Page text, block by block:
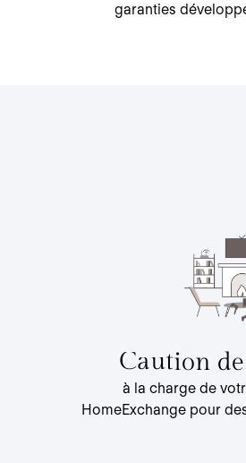
garanties
Caution
à la charge de
HomeExchange pour